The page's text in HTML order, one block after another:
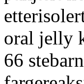
oral jelly
66 stebarn